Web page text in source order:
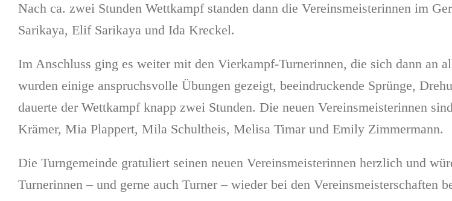
Nach ca. zwei Stunden Wettkampf standen dann die Vereinsmeisterinnen im
Sarikaya, Elif Sarikaya und Ida Kreckel.
Im Anschluss ging es weiter mit den Vierkampf-Turnerinnen, die sich dann an
wurden einige anspruchsvolle Übungen gezeigt, beeindruckende Sprünge,
dauerte der Wettkampf knapp zwei Stunden. Die neuen Vereinsmeisterinnen
Krämer, Mia Plappert, Mila Schultheis, Melisa Timar und Emily Zimmermann.
Die Turngemeinde gratuliert seinen neuen Vereinsmeisterinnen herzlich und
Turnerinnen – und gerne auch Turner – wieder bei den Vereinsmeisterschaften